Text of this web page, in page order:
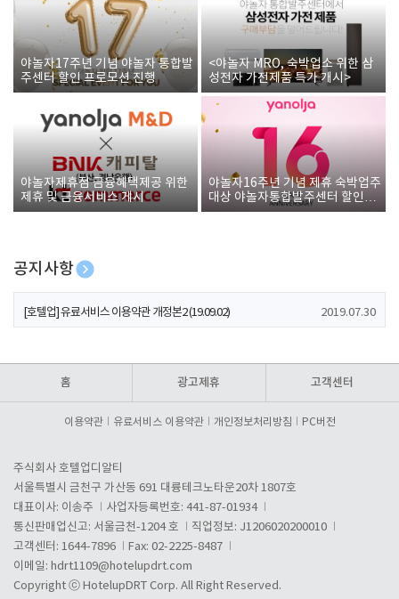
야놀자17주년 기념 야놀자 통합발
주센터 할인 프로모션 진행
<야놀자 MRO, 숙박업소 위한 삼
성전자 가전제품 특가 개시>
야놀자제휴점 금융혜택제공 위한
제휴 및 금융서비스 게시
야놀자16주년 기념 제휴 숙박업주
대상 야놀자통합발주센터 할인쿠
폰 증정
공지사항
[호텔업] 개인정보 처리방침 개정본1 (19.09.02)
[호텔업] 유료서비스 이용약관 개정본2 (19.09.02) 2019.07.30
홈 광고제휴 고객센터
이용약관 유료서비스 이용약관 개인정보처리방침 PC버전
주식회사 호텔업디알티
서울특별시 금천구 가산동 691 대륭테크노타운20차 1807호
대표이사: 이송주
사업자등록번호: 441-87-01934
통신판매업신고: 서울금천-1204 호
직업정보: J1206020200010
고객센터: 1644-7896
Fax: 02-2225-8487
이메일: hdrt1109@hotelupdrt.com
Copyright ⓒ HotelupDRT Corp. All Right Reserved.